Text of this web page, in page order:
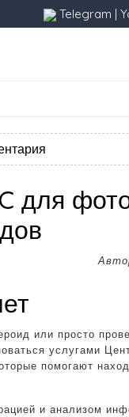
Telegram |
для
или просто
услугами
помогают
и анализом